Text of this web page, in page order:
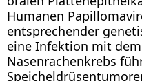
Humanen
entsprechender
eine Infektion mit
Nasenrachenkrebs